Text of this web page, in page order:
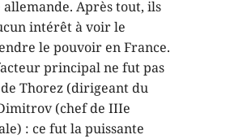
Après tout, ils
intérêt à voir le
le pouvoir en France.
principal ne fut pas
Thorez (dirigeant du
(chef de IIIe
: ce fut la puissante